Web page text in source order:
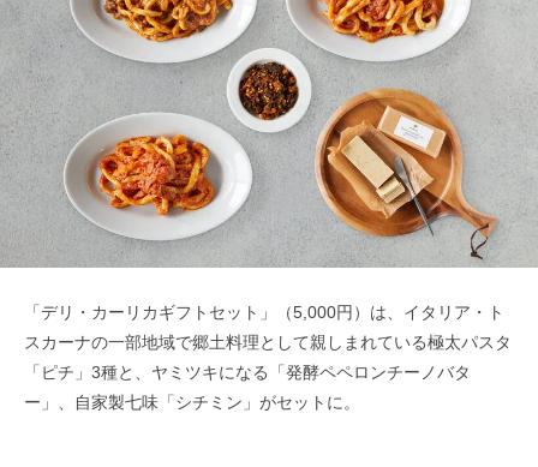
「デリ・カーリカギフトセット」（5,000円）は、イタリア・ト
スカーナの一部地域で郷土料理として親しまれている極太パスタ
「ピチ」3種と、ヤミツキになる「発酵ペペロンチーノバタ
ー」、自家製七味「シチミン」がセットに。